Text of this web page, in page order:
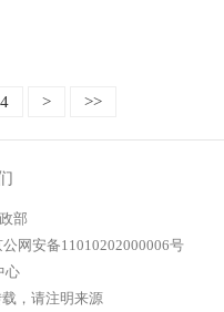
4 > >>
部
公网安备11010202000006号
心
，请注明来源